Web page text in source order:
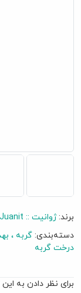
برند:ژوانیت :: Juanit
دسته‌بندی: گربه
درخت گربه
برای نظر دادن به